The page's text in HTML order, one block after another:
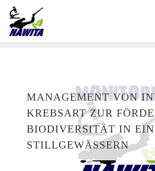
MANAGEMENT VON
KREBSART ZUR
BIODIVERSITÄT IN
STILLGEWÄSSERN